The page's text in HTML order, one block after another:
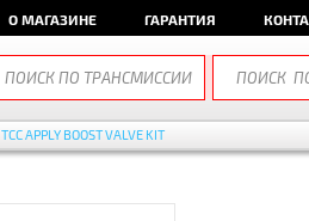
О МАГАЗИНЕ ГАРАНТИЯ
TCC APPLY BOOST VALVE KIT